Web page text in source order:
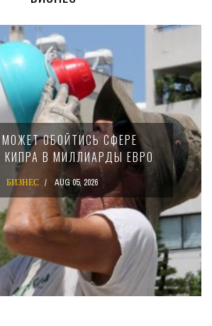
ПЕРЕПИСАЛ ЗАКОН О
НАЛОГЕ ДЛЯ
МЕЖДУНАРОДНЫХ
КОМПАНИЙ
БИЗНЕС AUG 02, 2026